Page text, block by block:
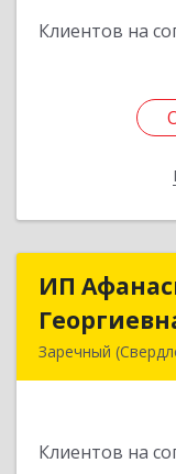
Клиентов на
ИП
Заречный
Клиентов на
ИП